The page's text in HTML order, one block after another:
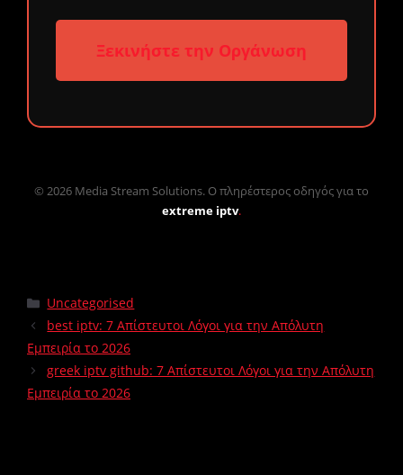
Ξεκινήστε την Οργάνωση
© 2026 Media Stream Solutions. Ο πληρέστερος οδηγός για το
extreme iptv.
Uncategorised
best iptv: 7 Απίστευτοι Λόγοι για την Απόλυτη
Εμπειρία το 2026
greek iptv github: 7 Απίστευτοι Λόγοι για την Απόλυτη
Εμπειρία το 2026